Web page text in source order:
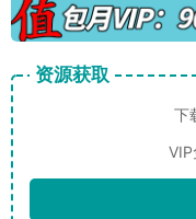
资源获取
下